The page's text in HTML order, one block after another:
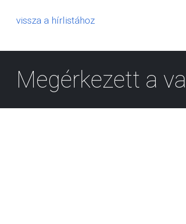
vissza a hírlistához
Megérkezett a